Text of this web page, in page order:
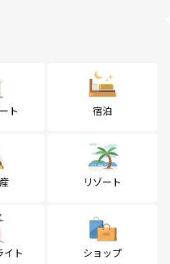
ト 宿泊
リゾート
イト ショップ